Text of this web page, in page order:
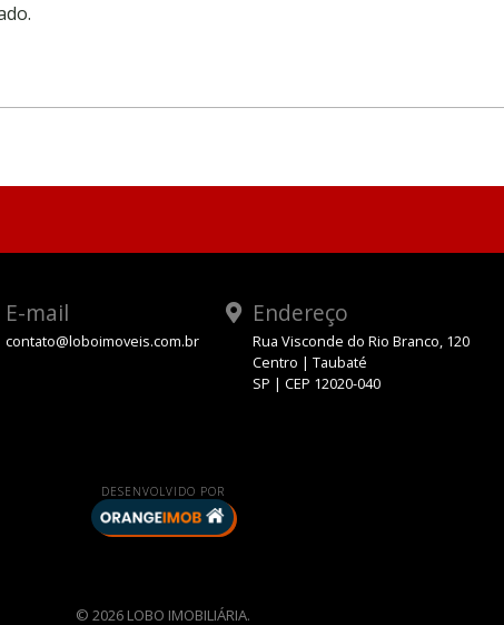
E-mail
contato@loboimoveis.com.br
Endereço
Rua Visconde do Rio Branco, 120
Centro | Taubaté
SP | CEP 12020-040
DESENVOLVIDO POR
© 2026 LOBO IMOBILIÁRIA.